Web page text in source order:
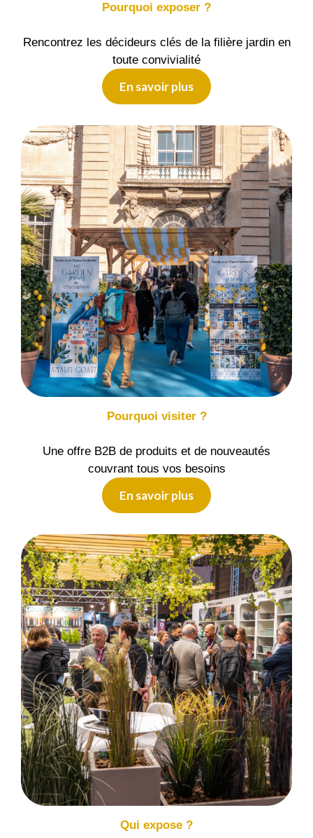
Pourquoi exposer ?
Rencontrez les décideurs clés de la filière jardin en
toute convivialité
En savoir plus
Pourquoi visiter ?
Une offre B2B de produits et de nouveautés
couvrant tous vos besoins
En savoir plus
Qui expose ?